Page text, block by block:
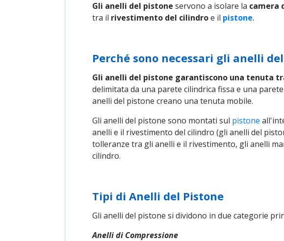
Gli anelli del pistone servono a isolare la camera
tra il rivestimento del cilindroe il pistone.
Perché sono necessari gli anelli
Gli anelli del pistone garantiscono una tenuta
delimitata da una parete cilindrica fissa e una
anelli del pistone creano una tenuta mobile.
Gli anelli del pistone sono montati sul pistone
anelli e il rivestimento del cilindro (gli anelli del
tolleranze tra gli anelli e il rivestimento, gli anelli
cilindro.
Tipi di Anelli del Pistone
Gli anelli del pistone si dividono in due categorie
Anelli di Compressione